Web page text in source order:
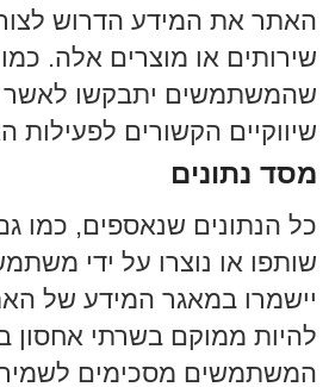
האתר את המידע הדרוש
שירותים או מוצרים אלה. כמו
שהמשתמשים יתבקשו לאשר
שיווקיים הקשורים לפעילות
מסד נתונים
כל הנתונים שנאספים, כמו
שותפו או נוצרו על ידי
יישמרו במאגר המידע של
להיות ממוקם בשרתי אחסון
המשתמשים מסכימים